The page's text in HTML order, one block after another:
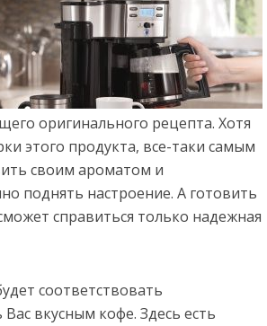
оригинального рецепта. Хотя
этого продукта, все-таки самым
своим ароматом и
поднять настроение. А готовить
справиться только надежная
соответствовать
вкусным кофе. Здесь есть